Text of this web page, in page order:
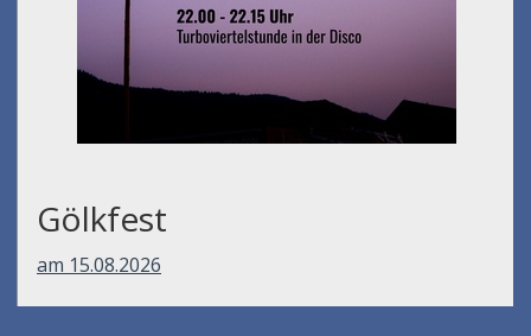
Gölkfest
am 15.08.2026